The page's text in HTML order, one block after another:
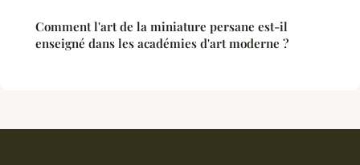
Comment l'art de la miniature persane est-il
enseigné dans les académies d'art moderne ?